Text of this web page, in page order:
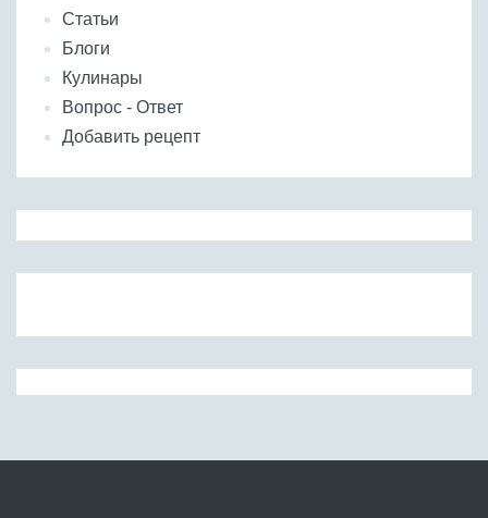
Статьи
Блоги
Кулинары
Вопрос - Ответ
Добавить рецепт